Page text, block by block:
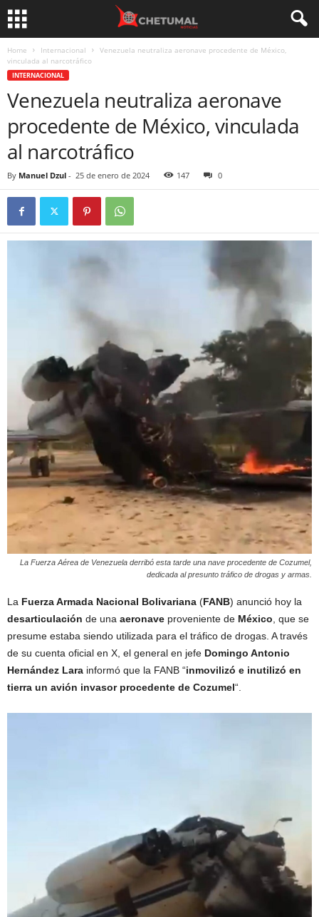
Home Internacional
Venezuela neutraliza aeronave procedente de México,
vinculada al narcotráfico
INTERNACIONAL
Venezuela neutraliza aeronave
procedente de México, vinculada
al narcotráfico
By Manuel Dzul - 25 de enero de 2024 147 0
La Fuerza Aérea de Venezuela derribó esta tarde una nave procedente de Cozumel,
dedicada al presunto tráfico de drogas y armas.
La Fuerza Armada Nacional Bolivariana (FANB) anunció hoy la
desarticulación de una aeronave proveniente de México , que se
presume estaba siendo utilizada para el tráfico de drogas. A través
de su cuenta oficial en X, el general en jefe Domingo Antonio
Hernández Lara informó que la FANB “inmovilizó e inutilizó en
tierra un avión invasor procedente de Cozumel“.